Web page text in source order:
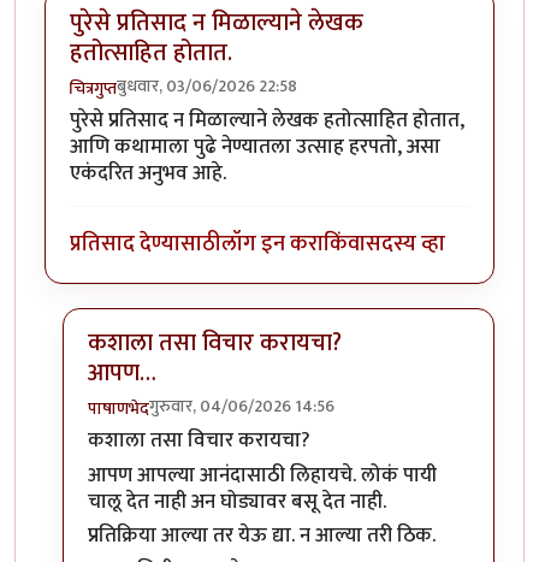
पुरेसे प्रतिसाद न मिळाल्याने लेखक
हतोत्साहित होतात.
चित्रगुप्तबुधवार, 03/06/2026 22:58
पुरेसे प्रतिसाद न मिळाल्याने लेखक हतोत्साहित होतात,
आणि कथामाला पुढे नेण्यातला उत्साह हरपतो, असा
एकंदरित अनुभव आहे.
प्रतिसाद देण्यासाठीलॉग इन कराकिंवासदस्य व्हा
कशाला तसा विचार करायचा?
आपण…
पाषाणभेदगुरुवार, 04/06/2026 14:56
In reply toपुरेसे प्रतिसाद न मिळाल्याने लेखक हतोत्साहित
कशाला तसा विचार करायचा?
आपण आपल्या आनंदासाठी लिहायचे. लोकं पायी
चालू देत नाही अन घोड्यावर बसू देत नाही.
प्रतिक्रिया आल्या तर येऊ द्या. न आल्या तरी ठिक.